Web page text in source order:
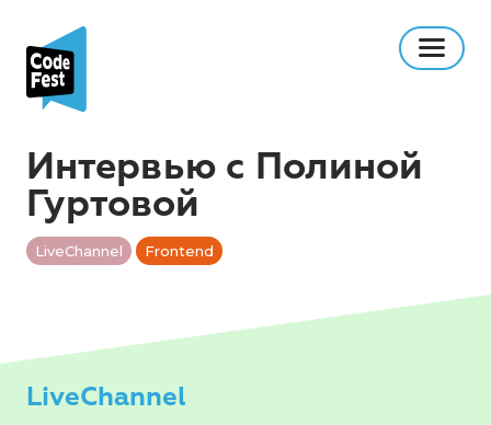
Интервью с Полиной
Гуртовой
LiveChannel Frontend
LiveChannel